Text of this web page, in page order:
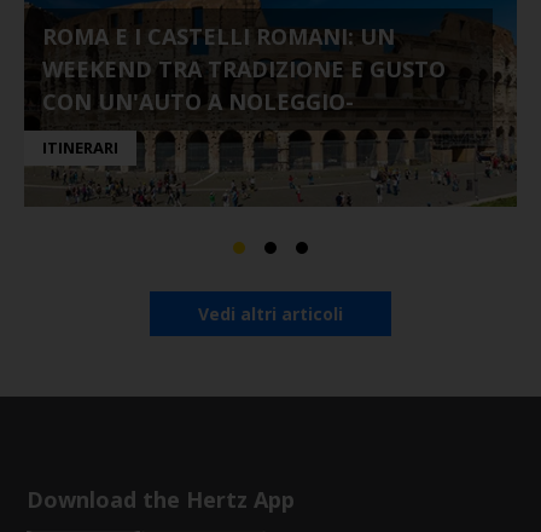
ROMA E I CASTELLI ROMANI: UN
WEEKEND TRA TRADIZIONE E GUSTO
CON UN'AUTO A NOLEGGIO-
ITINERARI
Vedi altri articoli
Download the Hertz App